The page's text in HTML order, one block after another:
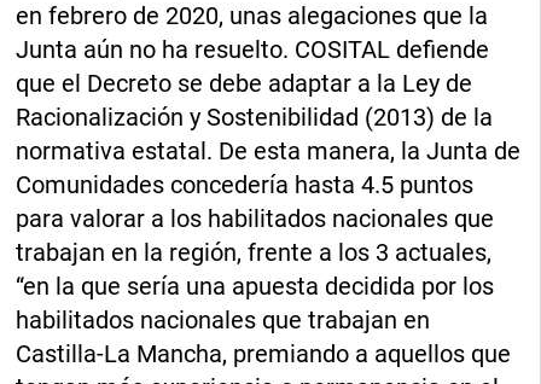
en febrero de 2020, unas alegaciones que la
Junta aún no ha resuelto. COSITAL defiende
que el Decreto se debe adaptar a la Ley de
Racionalización y Sostenibilidad (2013) de la
normativa estatal. De esta manera, la Junta de
Comunidades concedería hasta 4.5 puntos
para valorar a los habilitados nacionales que
trabajan en la región, frente a los 3 actuales,
“en la que sería una apuesta decidida por los
habilitados nacionales que trabajan en
Castilla-La Mancha, premiando a aquellos que